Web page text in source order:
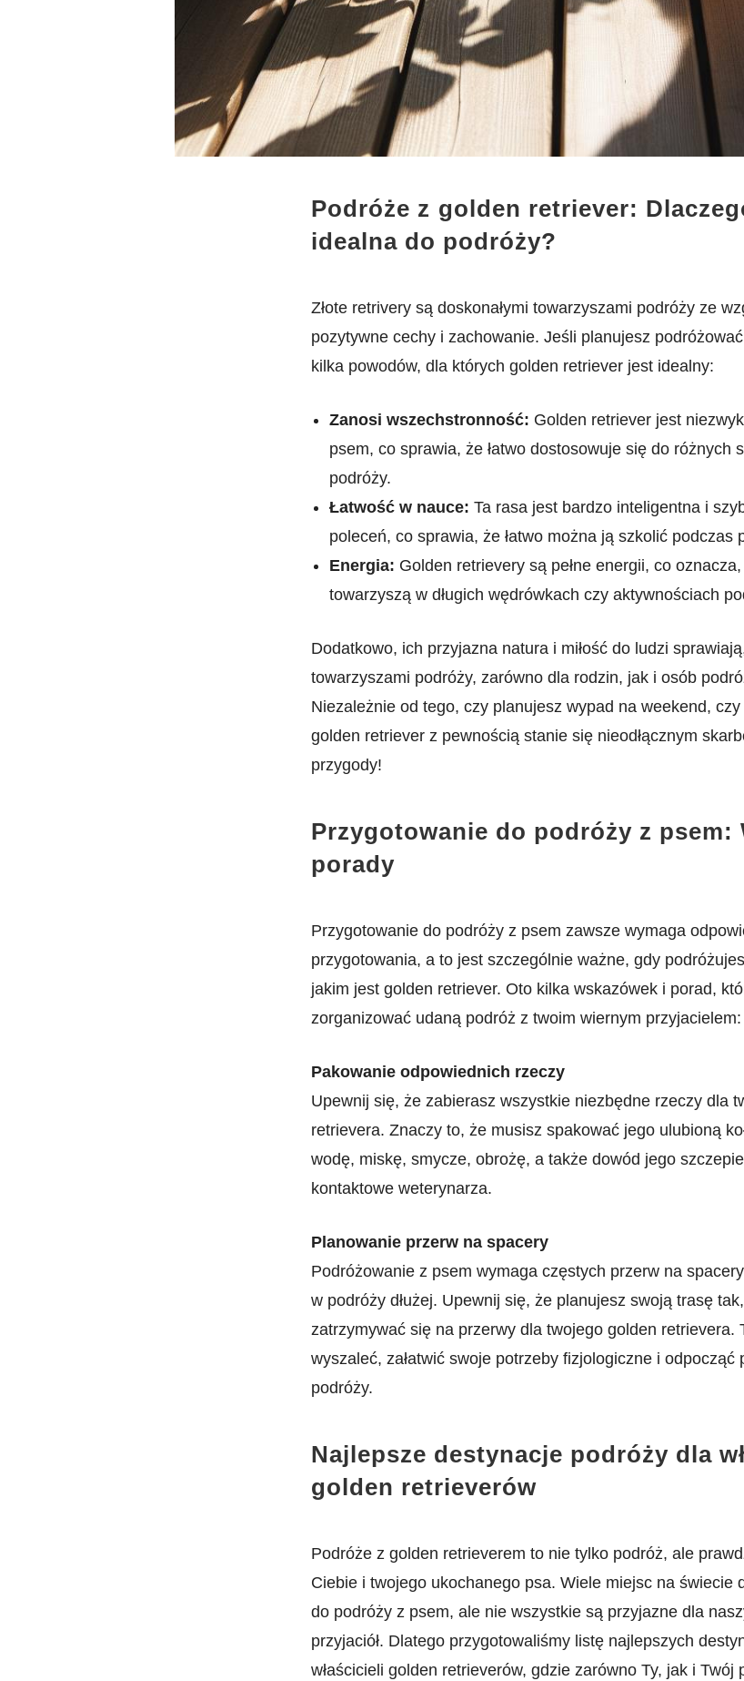
Podróże z⁣ golden retriever:
idealna do podróży?
Złote retrivery są doskonałymi towarzyszami podróży ze​
pozytywne cechy i zachowanie. Jeśli planujesz
kilka powodów, dla ⁣których golden retriever jest ​idealny:
Zanosi‍ wszechstronność: Golden retriever jest
psem, co sprawia, że łatwo dostosowuje się do różnych
podróży.
Łatwość w‍ nauce: Ta rasa jest‌ bardzo inteligentna i
poleceń, co⁢ sprawia,⁣ że łatwo można ją szkolić podczas
Energia: Golden retrievery są ⁢pełne energii, co
⁤towarzyszą w‍ długich wędrówkach czy⁢ aktywnościach
Dodatkowo,‌ ich ​przyjazna‍ natura i​ miłość‌ do ludzi
towarzyszami‍ podróży, zarówno dla‌ rodzin, jak i osób
⁣Niezależnie‍ od tego, czy planujesz wypad na ‍weekend, czy
golden retriever ‌z pewnością stanie się‍ nieodłącznym
przygody!
Przygotowanie do podróży z psem:
porady
Przygotowanie⁣ do ​podróży ⁤z psem zawsze wymaga
przygotowania,⁤ a to jest szczególnie ważne,​ gdy
⁢jakim jest‍ golden retriever. Oto kilka wskazówek i porad,
zorganizować udaną podróż⁣ z ⁤twoim wiernym przyjacielem:
Pakowanie odpowiednich rzeczy
Upewnij się, że zabierasz wszystkie niezbędne ‍rzeczy dla‍
retrievera. Znaczy ⁢to, że musisz spakować jego ulubioną
wodę, miskę, ⁣smycze, obrożę, a także dowód jego
kontaktowe ⁣weterynarza.
Planowanie​ przerw na spacery
Podróżowanie z psem⁤ wymaga częstych przerw na
w podróży dłużej. Upewnij‍ się,​ że planujesz⁣ swoją trasę
zatrzymywać ⁣się na przerwy dla twojego golden retrievera.
wyszaleć, załatwić swoje⁢ potrzeby fizjologiczne i odpocząć
podróży.
Najlepsze destynacje​ podróży dla​
golden retrieverów
Podróże z​ golden retrieverem to⁤ nie ⁢tylko podróż, ale
Ciebie i⁢ twojego ukochanego ​psa. Wiele miejsc na‌ świecie
do podróży ​z psem, ale nie wszystkie są przyjazne dla
przyjaciół.​ Dlatego przygotowaliśmy ‍listę najlepszych
właścicieli ​golden⁣ retrieverów, gdzie‍ zarówno Ty, jak i Twój